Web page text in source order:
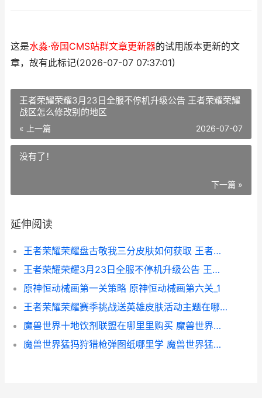
这是水淼·帝国CMS站群文章更新器的试用版本更新的文
章，故有此标记(2026-07-07 07:37:01)
王者荣耀荣耀3月23日全服不停机升级公告 王者荣耀荣耀
战区怎么修改别的地区
« 上一篇 2026-07-07
没有了！
下一篇 »
延伸阅读
王者荣耀荣耀盘古敬我三分皮肤如何获取 王者荣耀磁盘读写权限怎么开启
王者荣耀荣耀3月23日全服不停机升级公告 王者荣耀荣耀战区怎么修改别的地区
原神恒动械画第一关策略 原神恒动械画第六关_1
王者荣耀荣耀赛季挑战送英雄皮肤活动主题在哪里里 王者荣耀荣耀赛季结束是什么段位
魔兽世界十地饮剂联盟在哪里里购买 魔兽世界十地饮剂怎么给小号
魔兽世界猛犸狩猎枪弹图纸哪里学 魔兽世界猛犸象坐骑怎么获得